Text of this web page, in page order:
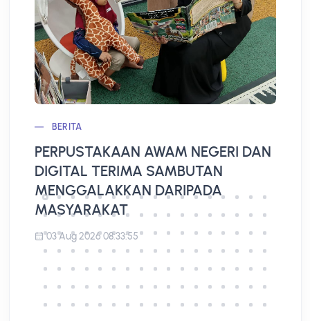
BERITA
PERPUSTAKAAN AWAM NEGERI DAN
DIGITAL TERIMA SAMBUTAN
MENGGALAKKAN DARIPADA
MASYARAKAT
03 Aug 2026 08:33:55